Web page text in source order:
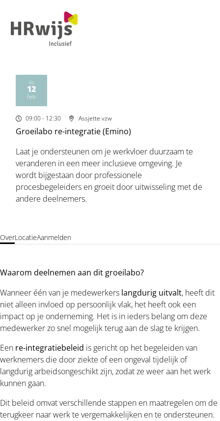
do
12
feb
2026
09:00- 12:30 Assjette vzw
Groeilabo re-integratie (Emino)
Laat je ondersteunen om je werkvloer duurzaam te
veranderen in een meer inclusieve omgeving. Je
wordt bijgestaan door professionele
procesbegeleiders en groeit door uitwisseling met de
andere deelnemers.
OverLocatieAanmelden
Waarom deelnemen aan dit groeilabo?
Wanneer één van je medewerkers langdurig uitvalt, heeft dit
niet alleen invloed op persoonlijk vlak, het heeft ook een
impact op je onderneming. Het is in ieders belang om deze
medewerker zo snel mogelijk terug aan de slag te krijgen.
Een re-integratiebeleid is gericht op het begeleiden van
werknemers die door ziekte of een ongeval tijdelijk of
langdurig arbeidsongeschikt zijn, zodat ze weer aan het werk
kunnen gaan.
Dit beleid omvat verschillende stappen en maatregelen om de
terugkeer naar werk te vergemakkelijken en te ondersteunen.